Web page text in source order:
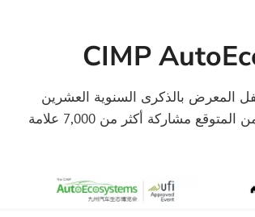
المعرض بالذكرى السنوية العشرين
لتأسيسه، حيث من المقرر أن تتجاوز مساحته 600,000 متر مربع. ومن المتوقع مشاركة أكثر من 7,000 علامة